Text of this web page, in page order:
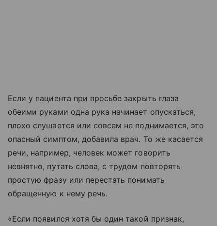
Если у пациента при просьбе закрыть глаза
обеими руками одна рука начинает опускаться,
плохо слушается или совсем не поднимается, это
опасный симптом, добавила врач. То же касается
речи, например, человек может говорить
невнятно, путать слова, с трудом повторять
простую фразу или перестать понимать
обращенную к нему речь.
«Если появился хотя бы один такой признак,